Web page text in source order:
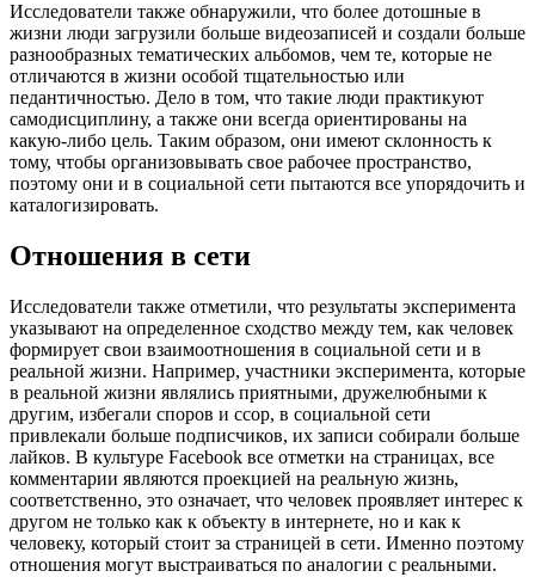
Исследователи также обнаружили, что более дотошные в
жизни люди загрузили больше видеозаписей и создали больше
разнообразных тематических альбомов, чем те, которые не
отличаются в жизни особой тщательностью или
педантичностью. Дело в том, что такие люди практикуют
самодисциплину, а также они всегда ориентированы на
какую-либо цель. Таким образом, они имеют склонность к
тому, чтобы организовывать свое рабочее пространство,
поэтому они и в социальной сети пытаются все упорядочить и
каталогизировать.
Отношения в сети
Исследователи также отметили, что результаты эксперимента
указывают на определенное сходство между тем, как человек
формирует свои взаимоотношения в социальной сети и в
реальной жизни. Например, участники эксперимента, которые
в реальной жизни являлись приятными, дружелюбными к
другим, избегали споров и ссор, в социальной сети
привлекали больше подписчиков, их записи собирали больше
лайков. В культуре Facebook все отметки на страницах, все
комментарии являются проекцией на реальную жизнь,
соответственно, это означает, что человек проявляет интерес к
другом не только как к объекту в интернете, но и как к
человеку, который стоит за страницей в сети. Именно поэтому
отношения могут выстраиваться по аналогии с реальными.